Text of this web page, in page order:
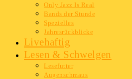
Only Jazz Is Real
Bands der Stunde
Spezielles
Jahresrückblicke
Livehaftig
Lesen & Schwelgen
Lesefutter
Augenschmaus